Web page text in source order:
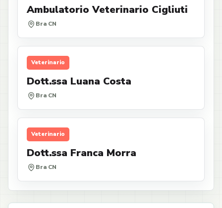
Ambulatorio Veterinario Cigliuti
Bra CN
Veterinario
Dott.ssa Luana Costa
Bra CN
Veterinario
Dott.ssa Franca Morra
Bra CN